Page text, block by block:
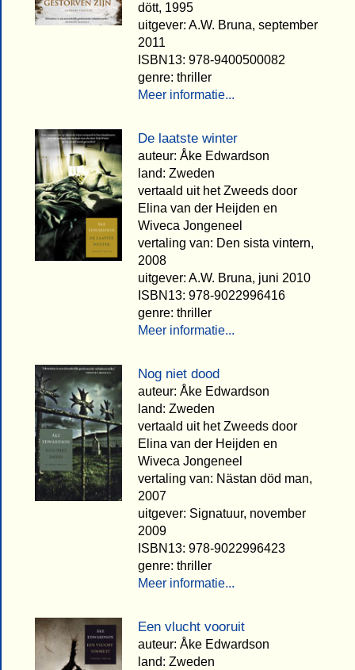
dött, 1995
uitgever: A.W. Bruna, september
2011
ISBN13: 978-9400500082
genre: thriller
Meer informatie...
De laatste winter
auteur: Åke Edwardson
land: Zweden
vertaald uit het Zweeds door
Elina van der Heijden en
Wiveca Jongeneel
vertaling van: Den sista vintern,
2008
uitgever: A.W. Bruna, juni 2010
ISBN13: 978-9022996416
genre: thriller
Meer informatie...
Nog niet dood
auteur: Åke Edwardson
land: Zweden
vertaald uit het Zweeds door
Elina van der Heijden en
Wiveca Jongeneel
vertaling van: Nästan död man,
2007
uitgever: Signatuur, november
2009
ISBN13: 978-9022996423
genre: thriller
Meer informatie...
Een vlucht vooruit
auteur: Åke Edwardson
land: Zweden